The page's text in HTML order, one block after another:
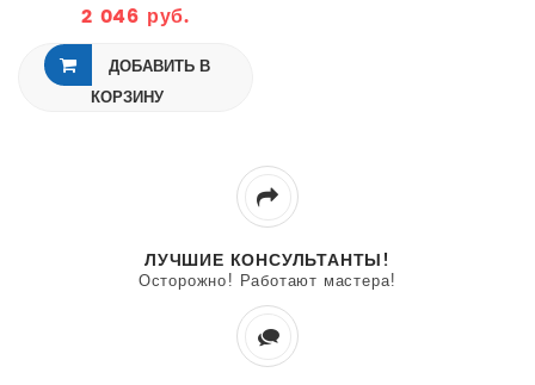
2026
2 046 руб.
ДОБАВИТЬ В
КОРЗИНУ
ЛУЧШИЕ КОНСУЛЬТАНТЫ!
Осторожно! Работают мастера!